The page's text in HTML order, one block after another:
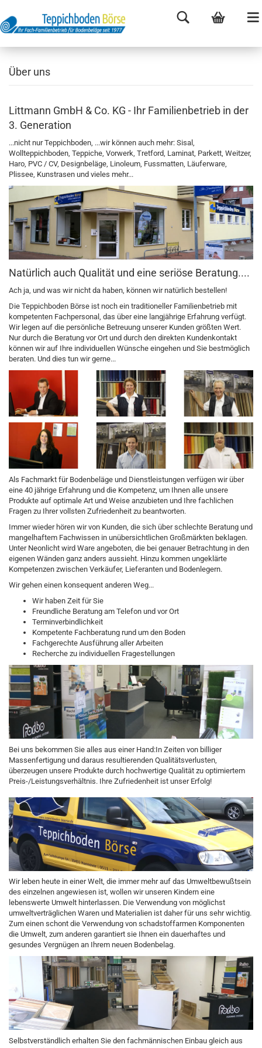
Über uns
Littmann GmbH & Co. KG - Ihr Familienbetrieb in der
3. Generation
...nicht nur Teppichboden, ...wir können auch mehr: Sisal,
Wollteppichboden, Teppiche, Vorwerk, Tretford, Laminat, Parkett, Weitzer,
Haro, PVC / CV, Designbeläge, Linoleum, Fussmatten, Läuferware,
Plissee, Kunstrasen und vieles mehr...
Natürlich auch Qualität und eine seriöse Beratung....
Ach ja, und was wir nicht da haben, können wir natürlich bestellen!
Die Teppichboden Börse ist noch ein traditioneller Familienbetrieb mit
kompetenten Fachpersonal, das über eine langjährige Erfahrung verfügt.
Wir legen auf die persönliche Betreuung unserer Kunden größten Wert.
Nur durch die Beratung vor Ort und durch den direkten Kundenkontakt
können wir auf Ihre individuellen Wünsche eingehen und Sie bestmöglich
beraten. Und dies tun wir gerne...
Als Fachmarkt für Bodenbeläge und Dienstleistungen verfügen wir über
eine 40 jährige Erfahrung und die Kompetenz, um Ihnen alle unsere
Produkte auf optimale Art und Weise anzubieten und Ihre fachlichen
Fragen zu Ihrer vollsten Zufriedenheit zu beantworten.
Immer wieder hören wir von Kunden, die sich über schlechte Beratung und
mangelhaftem Fachwissen in unübersichtlichen Großmärkten beklagen.
Unter Neonlicht wird Ware angeboten, die bei genauer Betrachtung in den
eigenen Wänden ganz anders aussieht. Hinzu kommen ungeklärte
Kompetenzen zwischen Verkäufer, Lieferanten und Bodenlegern.
Wir gehen einen konsequent anderen Weg...
Wir haben Zeit für Sie
Freundliche Beratung am Telefon und vor Ort
Terminverbindlichkeit
Kompetente Fachberatung rund um den Boden
Fachgerechte Ausführung aller Arbeiten
Recherche zu individuellen Fragestellungen
Bei uns bekommen Sie alles aus einer Hand:In Zeiten von billiger
Massenfertigung und daraus resultierenden Qualitätsverlusten,
überzeugen unsere Produkte durch hochwertige Qualität zu optimiertem
Preis-/Leistungsverhältnis. Ihre Zufriedenheit ist unser Erfolg!
Wir leben heute in einer Welt, die immer mehr auf das Umweltbewußtsein
des einzelnen angewiesen ist, wollen wir unseren Kindern eine
lebenswerte Umwelt hinterlassen. Die Verwendung von möglichst
umweltverträglichen Waren und Materialien ist daher für uns sehr wichtig.
Zum einen schont die Verwendung von schadstoffarmen Komponenten
die Umwelt, zum anderen garantiert sie Ihnen ein dauerhaftes und
gesundes Vergnügen an Ihrem neuen Bodenbelag.
Selbstverständlich erhalten Sie den fachmännischen Einbau gleich aus